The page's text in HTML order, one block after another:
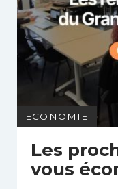
ECONOMIE
Les
vous